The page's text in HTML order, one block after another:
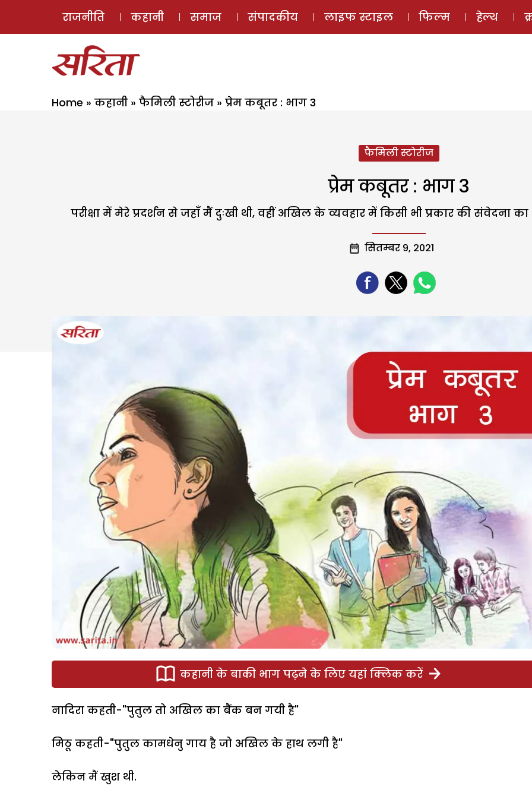
ई-मैगज़ीन
राजनीति कहानी समाज संपादकीय लाइफ स्टाइल फिल्म हेल्थ
Home » कहानी » फैमिली स्टोरीज » प्रेम कबूतर : भाग 3
फैमिली स्टोरीज
प्रेम कबूतर : भाग 3
परीक्षा में मेरे प्रदर्शन से जहाँ मैं दुःखी थी, वहीं अखिल के व्यवहार में किसी भी प्रकार की संवेदना
सितम्बर 9, 2021
कहानी के बाकी भाग पढ़ने के लिए यहां क्लिक करें
नादिरा कहती-"पुतुल तो अखिल का बैंक बन गयी है"
मिठू कहती-"पुतुल कामधेनु गाय है जो अखिल के हाथ लगी है"
लेकिन मैं खुश थी.